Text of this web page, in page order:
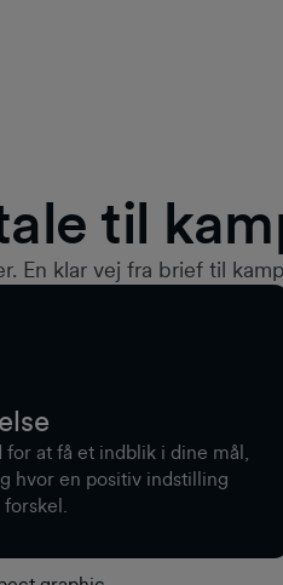
til
En klar vej fra brief til
at få et indblik i dine mål,
hvor en positiv indstilling
forskel.